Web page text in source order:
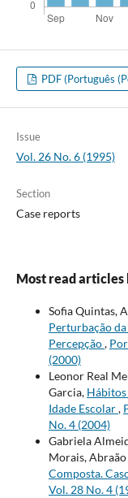
PDF (Português
Issue
Vol. 26 No. 6 (1995)
Section
Case reports
Most read articles
Sofia Quintas,
Perturbação
Percepção,
(2000)
Leonor Real
Garcia, Hábitos
Idade Escolar,
No. 4 (2004)
Gabriela
Morais, Abraão
Composta.
Vol. 28 No. 4